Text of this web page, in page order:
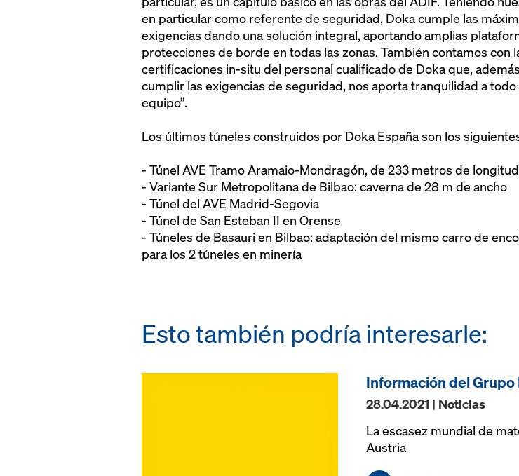
en particular como referente de seguridad, Doka cumple las
exigencias dando una solución integral, aportando amplias
protecciones de borde en todas las zonas. También contamos con
certificaciones in-situ del personal cualificado de Doka que,
cumplir las exigencias de seguridad, nos aporta tranquilidad a todo
equipo”.
Los últimos túneles construidos por Doka España son los
- Túnel AVE Tramo Aramaio-Mondragón, de 233 metros de longitud
- Variante Sur Metropolitana de Bilbao: caverna de 28 m de ancho
- Túnel del AVE Madrid-Segovia
- Túnel de San Esteban II en Orense
- Túneles de Basauri en Bilbao: adaptación del mismo carro de
para los 2 túneles en minería
Esto también podría interesarle:
Información del Grupo
28.04.2021 | Noticias
La escasez mundial de
Austria